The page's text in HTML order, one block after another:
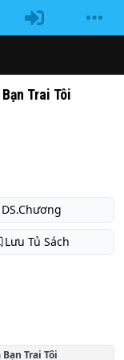
Trai Tôi
DS.Chương
Lưu Tủ Sách
Trai Tôi